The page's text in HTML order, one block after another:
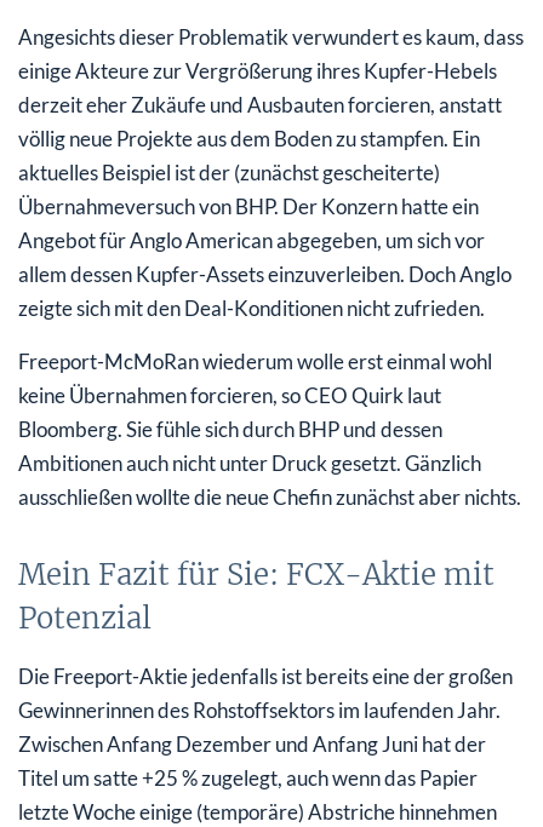
Angesichts dieser Problematik verwundert es kaum, dass
einige Akteure zur Vergrößerung ihres Kupfer-Hebels
derzeit eher Zukäufe und Ausbauten forcieren, anstatt
völlig neue Projekte aus dem Boden zu stampfen. Ein
aktuelles Beispiel ist der (zunächst gescheiterte)
Übernahmeversuch von BHP. Der Konzern hatte ein
Angebot für Anglo American abgegeben, um sich vor
allem dessen Kupfer-Assets einzuverleiben. Doch Anglo
zeigte sich mit den Deal-Konditionen nicht zufrieden.
Freeport-McMoRan wiederum wolle erst einmal wohl
keine Übernahmen forcieren, so CEO Quirk laut
Bloomberg. Sie fühle sich durch BHP und dessen
Ambitionen auch nicht unter Druck gesetzt. Gänzlich
ausschließen wollte die neue Chefin zunächst aber nichts.
Mein Fazit für Sie: FCX-Aktie mit
Potenzial
Die Freeport-Aktie jedenfalls ist bereits eine der großen
Gewinnerinnen des Rohstoffsektors im laufenden Jahr.
Zwischen Anfang Dezember und Anfang Juni hat der
Titel um satte +25 % zugelegt, auch wenn das Papier
letzte Woche einige (temporäre) Abstriche hinnehmen